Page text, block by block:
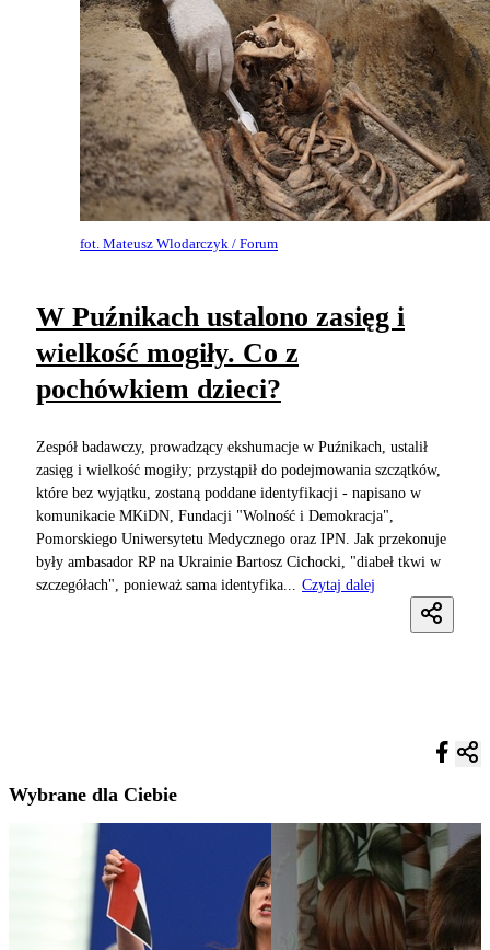
fot. Mateusz Wlodarczyk / Forum
W Puźnikach ustalono zasięg i
wielkość mogiły. Co z
pochówkiem dzieci?
Zespół badawczy, prowadzący ekshumacje w Puźnikach, ustalił
zasięg i wielkość mogiły; przystąpił do podejmowania szczątków,
które bez wyjątku, zostaną poddane identyfikacji - napisano w
komunikacie MKiDN, Fundacji "Wolność i Demokracja",
Pomorskiego Uniwersytetu Medycznego oraz IPN. Jak przekonuje
były ambasador RP na Ukrainie Bartosz Cichocki, "diabeł tkwi w
szczegółach", ponieważ sama identyfika...
Czytaj dalej
Wybrane dla Ciebie